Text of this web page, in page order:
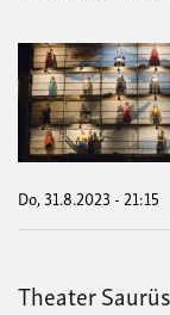
Do, 31.8.2023 - 21:15
Theater